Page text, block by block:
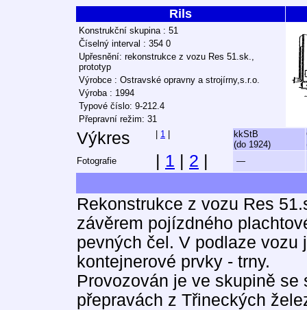
Rils
Konstrukční skupina : 51
Číselný interval : 354 0
Upřesnění: rekonstrukce z vozu Res 51.sk.,
prototyp
Výrobce : Ostravské opravny a strojírny,s.r.o.
Výroba : 1994
Typové číslo: 9-212.4
Přepravní režim: 31
Výkres 1
kkStB
(do 1924)
Fotografie
1 2 —
Rekonstrukce z vozu Res
závěrem pojízdného
pevných čel. V podlaze vozu
kontejnerové prvky - trny.
Provozován je ve skupině
přepravách z Třineckých